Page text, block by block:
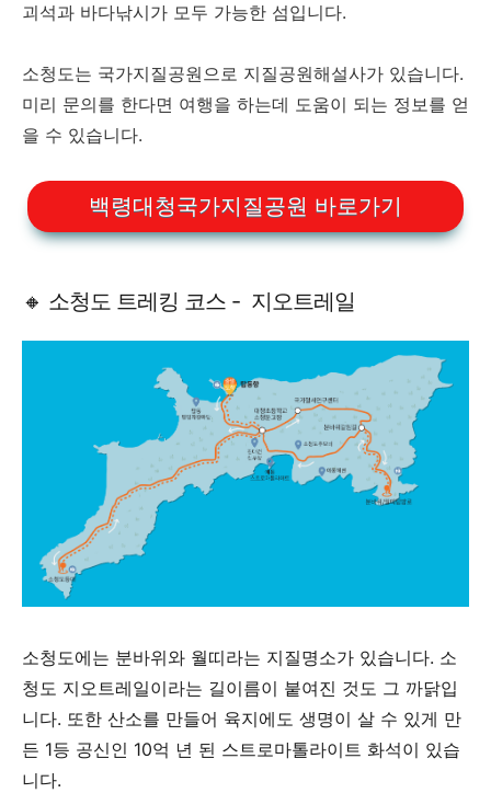
괴석과 바다낚시가 모두 가능한 섬입니다.
소청도는 국가지질공원으로 지질공원해설사가 있습니다.
미리 문의를 한다면 여행을 하는데 도움이 되는 정보를 얻
을 수 있습니다.
백령대청국가지질공원 바로가기
🔸 소청도 트레킹 코스 - 지오트레일
소청도에는 분바위와 월띠라는 지질명소가 있습니다. 소
청도 지오트레일이라는 길이름이 붙여진 것도 그 까닭입
니다. 또한 산소를 만들어 육지에도 생명이 살 수 있게 만
든 1등 공신인 10억 년 된 스트로마톨라이트 화석이 있습
니다.